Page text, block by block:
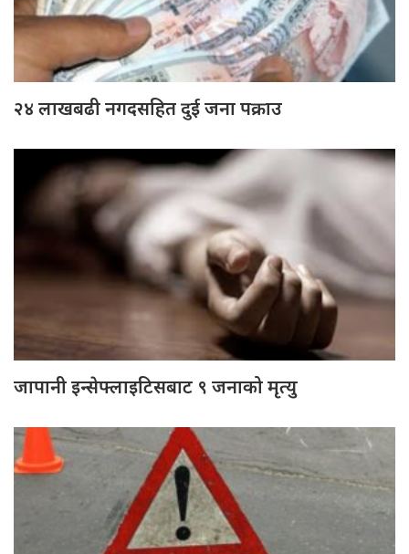
२४ लाखबढी नगदसहित दुई जना पक्राउ
जापानी इन्सेफ्लाइटिसबाट ९ जनाको मृत्यु